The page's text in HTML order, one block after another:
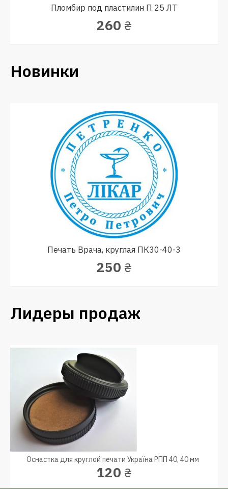
Пломбир под пластилин П 25 ЛТ
260 ₴
Новинки
Печать Врача, круглая ПК30-40-3
250 ₴
Лидеры продаж
Оснастка для круглой печати Україна РПП 40, 40 мм
120 ₴